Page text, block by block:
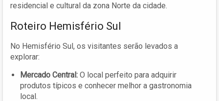
residencial e cultural da zona Norte da cidade.
Roteiro Hemisfério Sul
No Hemisfério Sul, os visitantes serão levados a
explorar:
Mercado Central: O local perfeito para adquirir
produtos típicos e conhecer melhor a gastronomia
local.